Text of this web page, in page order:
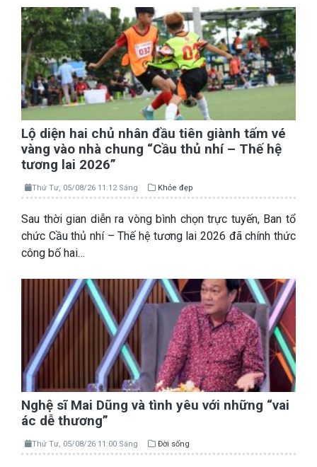
Lộ diện hai chủ nhân đầu tiên giành tấm vé
vàng vào nhà chung “Cầu thủ nhí – Thế hệ
tương lai 2026”
Thứ Tư, 05/08/26 11:12 Sáng Khỏe đẹp
Sau thời gian diễn ra vòng bình chọn trực tuyến, Ban tổ
chức Cầu thủ nhí – Thế hệ tương lai 2026 đã chính thức
công bố hai…
Nghệ sĩ Mai Dũng và tình yêu với những “vai
ác dễ thương”
Thứ Tư, 05/08/26 11:00 Sáng Đời sống